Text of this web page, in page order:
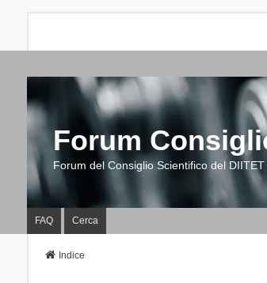
Forum
Forum del Consiglio Scientifico del DIITET
FAQ Cerca
Indice